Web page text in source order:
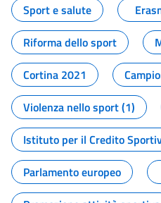
Sport e salute
Riforma dello sport
Cortina 2021
Violenza nello sport (1)
Istituto per il Credito
Parlamento europeo